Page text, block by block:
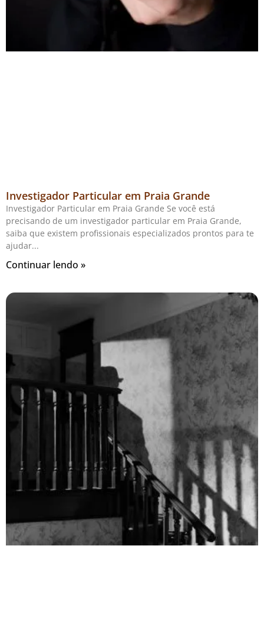
Investigador Particular em Praia Grande
Investigador Particular em Praia Grande Se você está
precisando de um investigador particular em Praia Grande,
saiba que existem profissionais especializados prontos para te
ajudar
Continuar lendo »